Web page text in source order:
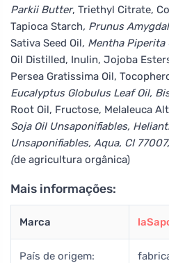
Parkii Butter, Triethyl Citrate,
Tapioca Starch, Prunus
Sativa Seed Oil, Mentha Piperita
Oil Distilled, Inulin, Jojoba
Persea Gratissima Oil,
Eucalyptus Globulus Leaf Oil,
Root Oil, Fructose, Melaleuca
Soja Oil Unsaponifiables,
Unsaponifiables, Aqua, CI
(de agricultura orgânica)
Mais informações:
Marca
País de origem: